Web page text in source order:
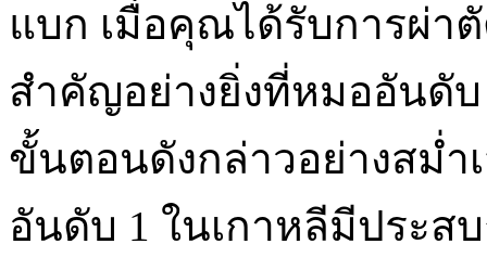
แบก เมื่อคุณได้รับการผ่า
สำคัญอย่างยิ่งที่หมออันดั
ขั้นตอนดังกล่าวอย่างสม่ำ
อันดับ 1 ในเกาหลีมีประส